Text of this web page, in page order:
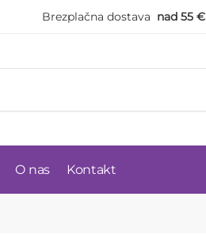
Brezplačna dostava nad 55 €
O nas Kontakt